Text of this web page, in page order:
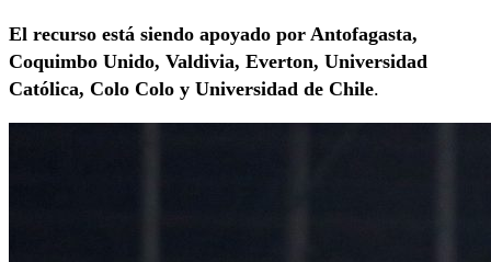
El recurso está siendo apoyado por Antofagasta,
Coquimbo Unido, Valdivia, Everton, Universidad
Católica, Colo Colo y Universidad de Chile.